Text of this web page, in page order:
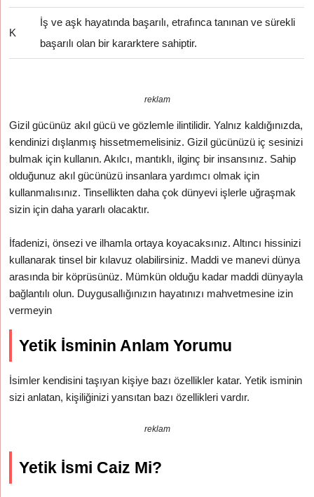
K
İş ve aşk hayatında başarılı, etrafınca tanınan ve sürekli
başarılı olan bir kararktere sahiptir.
reklam
Gizil gücünüz akıl gücü ve gözlemle ilintilidir. Yalnız kaldığınızda,
kendinizi dışlanmış hissetmemelisiniz. Gizil gücünüzü iç sesinizi
bulmak için kullanın. Akılcı, mantıklı, ilginç bir insansınız. Sahip
olduğunuz akıl gücünüzü insanlara yardımcı olmak için
kullanmalısınız. Tinsellikten daha çok dünyevi işlerle uğraşmak
sizin için daha yararlı olacaktır.
İfadenizi, önsezi ve ilhamla ortaya koyacaksınız. Altıncı hissinizi
kullanarak tinsel bir kılavuz olabilirsiniz. Maddi ve manevi dünya
arasında bir köprüsünüz. Mümkün olduğu kadar maddi dünyayla
bağlantılı olun. Duygusallığınızın hayatınızı mahvetmesine izin
vermeyin
Yetik İsminin Anlam Yorumu
İsimler kendisini taşıyan kişiye bazı özellikler katar. Yetik isminin
sizi anlatan, kişiliğinizi yansıtan bazı özellikleri vardır.
reklam
Yetik İsmi Caiz Mi?